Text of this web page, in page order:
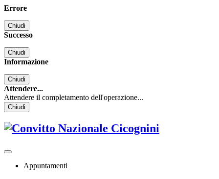
Errore
Chiudi
Successo
Chiudi
Informazione
Chiudi
Attendere...
Attendere il completamento dell'operazione...
Chiudi
Appuntamenti